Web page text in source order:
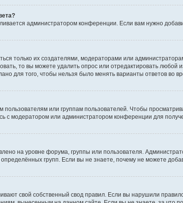
администратором конференции. Если вам нужно
только их создателями, модераторами или
то вы можете удалить опрос или отредактировать
для того, чтобы нельзя было менять варианты ответов во
или группам пользователей. Чтобы
с модератором или администратором конференции для
на уровне форума, группы или пользователя.
групп. Если вы не знаете, почему не можете
свой собственный свод правил. Если вы нарушили